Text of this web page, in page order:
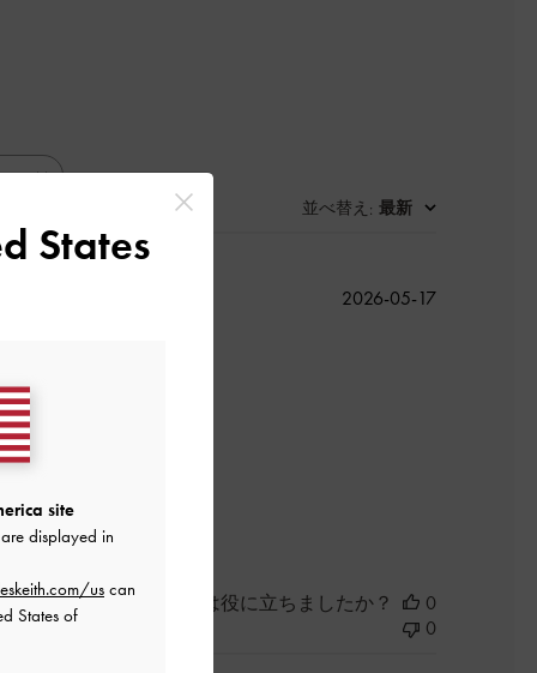
並べ替え : 最新
かった
公
2026-05-17
このレビューは役に立ちましたか？
0
0
States
site
displayed in
uscan
States of